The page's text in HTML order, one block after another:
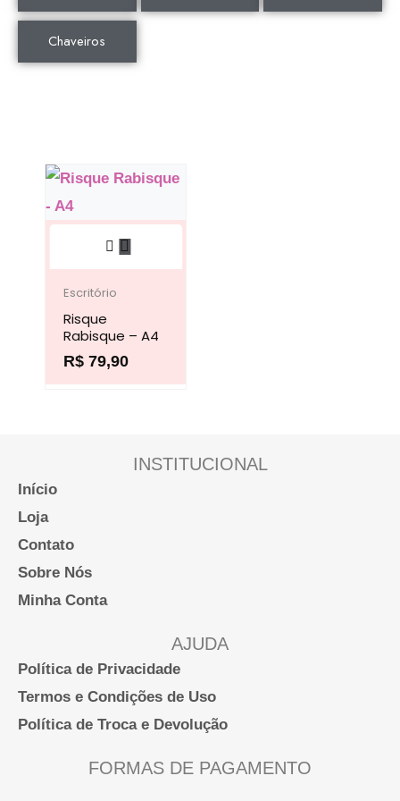
Chaveiros
Este
produto
tem
variantes.
Escritório
Risque
Rabisque – A4
R$ 79,90
INSTITUCIONAL
Início
Loja
Contato
Sobre Nós
Minha Conta
AJUDA
Política de Privacidade
Termos e Condições de Uso
Política de Troca e Devolução
FORMAS DE PAGAMENTO